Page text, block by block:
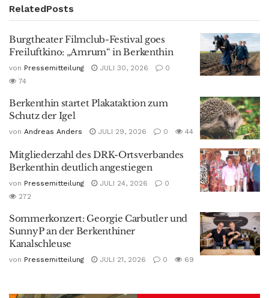
RelatedPosts
Burgtheater Filmclub-Festival goes
Freiluftkino: „Amrum“ in Berkenthin
von Pressemitteilung JULI 30, 2026
0
74
Berkenthin startet Plakataktion zum
Schutz der Igel
von Andreas Anders JULI 29, 2026 0 44
Mitgliederzahl des DRK-Ortsverbandes
Berkenthin deutlich angestiegen
von Pressemitteilung JULI 24, 2026
0
272
Sommerkonzert: Georgie Carbutler und
SunnyP an der Berkenthiner
Kanalschleuse
von Pressemitteilung JULI 21, 2026 0 69